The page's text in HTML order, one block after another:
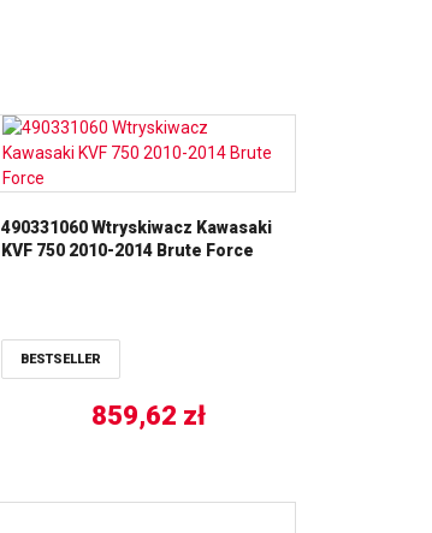
490331060 Wtryskiwacz Kawasaki
KVF 750 2010-2014 Brute Force
BESTSELLER
859,62 zł